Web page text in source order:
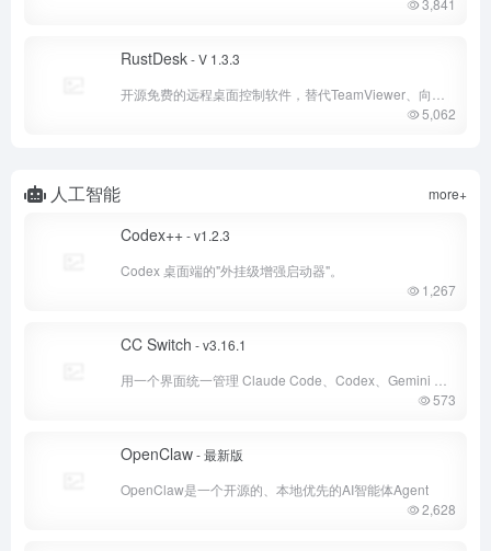
3,841
RustDesk- V 1.3.3
5,062
人工智能 more+
Codex++- v1.2.3
Codex 桌面端的"外挂级增强启动器"。
1,267
CC Switch - v3.16.1
573
OpenClaw- 最新版
OpenClaw是一个开源的、本地优先的AI智能体Agent
2,628